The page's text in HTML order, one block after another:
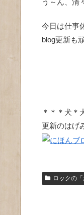
今日は仕事
blog更新も
＊＊＊犬＊
更新のはげ
ロックの